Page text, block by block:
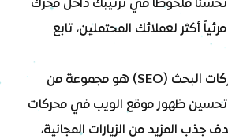
ملحوظاً في ترتيبك داخل محرك
أكثر لعملائك المحتملين، تابع
السيو أو تحسين محركات البحث (SEO) هو مجموعة من
تحسين ظهور موقع الويب في محركات
جذب المزيد من الزيارات المجانية،